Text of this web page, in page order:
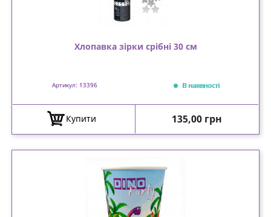
Хлопавка зірки срібні 30 см
Артикул: 13396 В наявності
Купити Ціна
135,00 грн